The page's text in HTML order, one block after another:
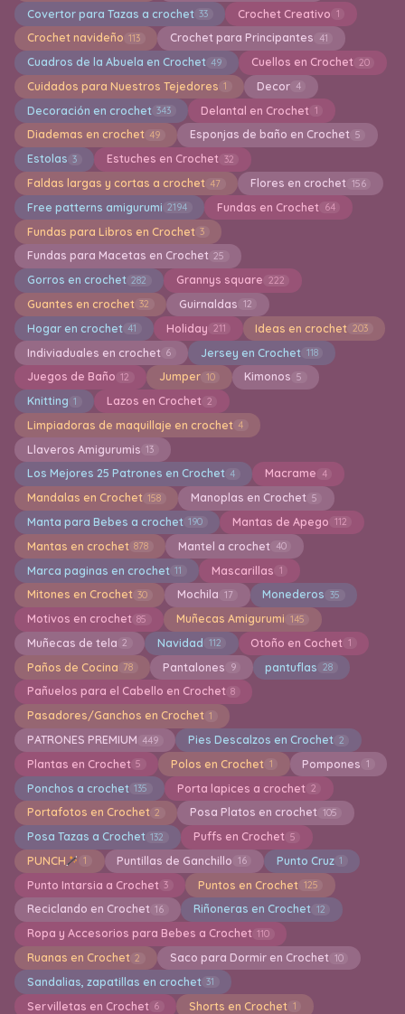
Covertor para Tazas a crochet 33 Crochet Creativo 1
Crochet navideño 113 Crochet para Principantes 41
Cuadros de la Abuela en Crochet 49 Cuellos en Crochet 20
Cuidados para Nuestros Tejedores 1 Decor 4
Decoración en crochet 343 Delantal en Crochet 1
Diademas en crochet 49 Esponjas de baño en Crochet 5
Estolas 3 Estuches en Crochet 32
Faldas largas y cortas a crochet 47 Flores en crochet 156
Free patterns amigurumi 2194 Fundas en Crochet 64
Fundas para Libros en Crochet 3
Fundas para Macetas en Crochet 25
Gorros en crochet 282 Grannys square 222
Guantes en crochet 32 Guirnaldas 12
Hogar en crochet 41 Holiday 211 Ideas en crochet 203
Indiviaduales en crochet 6 Jersey en Crochet 118
Juegos de Baño 12 Jumper 10 Kimonos 5
Knitting 1 Lazos en Crochet 2
Limpiadoras de maquillaje en crochet 4
Llaveros Amigurumis 13
Los Mejores 25 Patrones en Crochet 4 Macrame 4
Mandalas en Crochet 158 Manoplas en Crochet 5
Manta para Bebes a crochet 190 Mantas de Apego 112
Mantas en crochet 878 Mantel a crochet 40
Marca paginas en crochet 11 Mascarillas 1
Mitones en Crochet 30 Mochila 17 Monederos 35
Motivos en crochet 85 Muñecas Amigurumi 145
Muñecas de tela 2 Navidad 112 Otoño en Cochet 1
Paños de Cocina 78 Pantalones 9 pantuflas 28
Pañuelos para el Cabello en Crochet 8
Pasadores/Ganchos en Crochet 1
PATRONES PREMIUM 449 Pies Descalzos en Crochet 2
Plantas en Crochet 5 Polos en Crochet 1 Pompones 1
Ponchos a crochet 135 Porta lapices a crochet 2
Portafotos en Crochet 2 Posa Platos en crochet 105
Posa Tazas a Crochet 132 Puffs en Crochet 5
PUNCH 1 Puntillas de Ganchillo 16 Punto Cruz 1
Punto Intarsia a Crochet 3 Puntos en Crochet 125
Reciclando en Crochet 16 Riñoneras en Crochet 12
Ropa y Accesorios para Bebes a Crochet 110
Ruanas en Crochet 2 Saco para Dormir en Crochet 10
Sandalias, zapatillas en crochet 31
Servilletas en Crochet 6 Shorts en Crochet 1